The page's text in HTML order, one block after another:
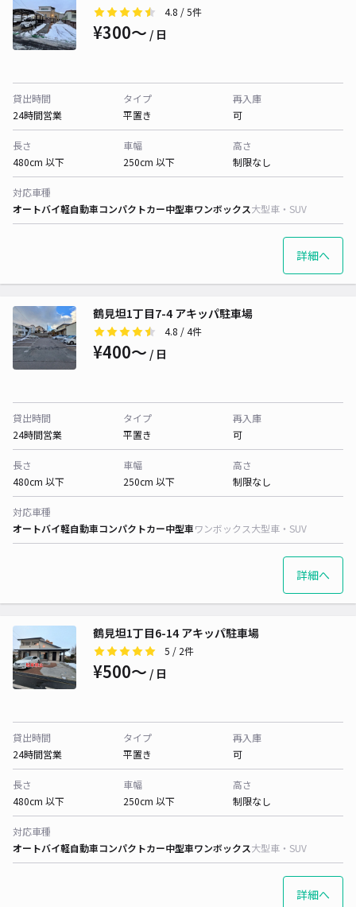
4.8 / 5件
¥300〜 / 日
貸出時間
24時間営業
タイプ
平置き
再入庫
可
長さ
480cm 以下
車幅
250cm 以下
高さ
制限なし
対応車種
オートバイ軽自動車コンパクトカー中型車ワンボックス大型車・SUV
詳細へ
鶴見坦1丁目7-4 アキッパ駐車場
4.8 / 4件
¥400〜 / 日
貸出時間
24時間営業
タイプ
平置き
再入庫
可
長さ
480cm 以下
車幅
250cm 以下
高さ
制限なし
対応車種
オートバイ軽自動車コンパクトカー中型車ワンボックス大型車・SUV
詳細へ
鶴見坦1丁目6-14 アキッパ駐車場
5 / 2件
¥500〜 / 日
貸出時間
24時間営業
タイプ
平置き
再入庫
可
長さ
480cm 以下
車幅
250cm 以下
高さ
制限なし
対応車種
オートバイ軽自動車コンパクトカー中型車ワンボックス大型車・SUV
詳細へ